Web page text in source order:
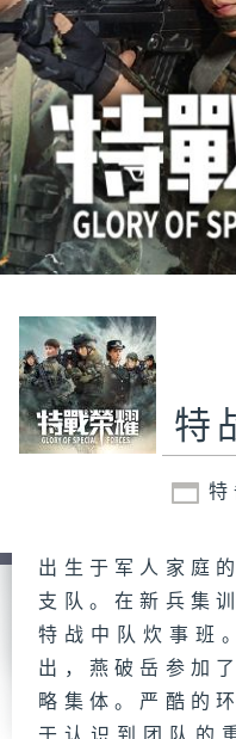
特
特
出生于军人家庭
支队。在新兵集
特战中队炊事班
出，燕破岳参加
略集体。严酷的